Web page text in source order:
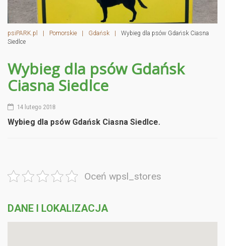
psiPARK.pl | Pomorskie | Gdańsk |
Wybieg dla psów Gdańsk Ciasna
Siedlce
Wybieg dla psów Gdańsk
Ciasna Siedlce
14 lutego 2018
Wybieg dla psów Gdańsk Ciasna Siedlce.
Oceń wpsl_stores
DANE I LOKALIZACJA